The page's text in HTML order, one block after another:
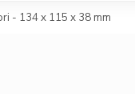
- 134 x 115 x 38 mm